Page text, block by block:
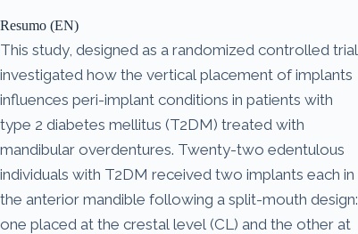
Resumo (EN)
This study, designed as a randomized controlled trial,
investigated how the vertical placement of implants
influences peri-implant conditions in patients with
type 2 diabetes mellitus (T2DM) treated with
mandibular overdentures. Twenty-two edentulous
individuals with T2DM received two implants each in
the anterior mandible following a split-mouth design:
one placed at the crestal level (CL) and the other at